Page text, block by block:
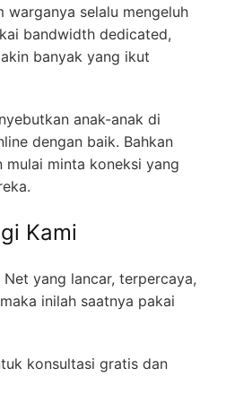
warganya selalu mengeluh
bandwidth dedicated,
banyak yang ikut
anak-anak di
dengan baik. Bahkan
minta koneksi yang
Kami
Net yang lancar, terpercaya,
inilah saatnya pakai
konsultasi gratis dan